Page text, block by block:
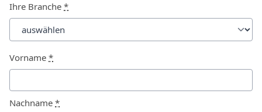
Ihre Branche *
Vorname *
Nachname *